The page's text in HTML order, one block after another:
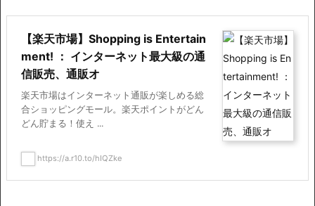
【楽天市場】Shopping is Entertain
ment! ： インターネット最大級の通
信販売、通販オ
楽天市場はインターネット通販が楽しめる総
合ショッピングモール。楽天ポイントがどん
どん貯まる！使え ...
https://a.r10.to/hIQZke